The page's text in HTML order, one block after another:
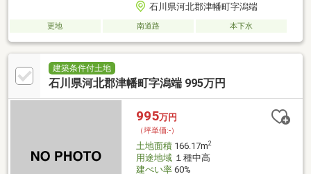
石川県河北郡津幡町字潟端
更地 南道路 本下水
建築条件付土地
石川県河北郡津幡町字潟端 995万円
995万円
（坪単価:-）
土地面積166.17m2
用途地域１種中高
建ぺい率60%